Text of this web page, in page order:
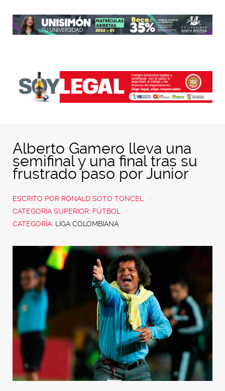
Alberto Gamero lleva una
semifinal y una final tras su
frustrado paso por Junior
ESCRITO POR RONALD SOTO TONCEL
CATEGORÍA SUPERIOR: FÚTBOL
CATEGORÍA: LIGA COLOMBIANA